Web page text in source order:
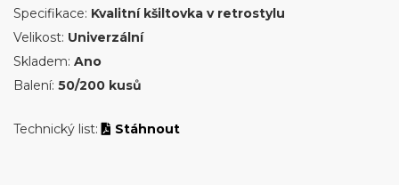
Specifikace: Kvalitní kšiltovka v retrostylu
Velikost: Univerzální
Skladem: Ano
Balení: 50/200 kusů
Technický list: Stáhnout